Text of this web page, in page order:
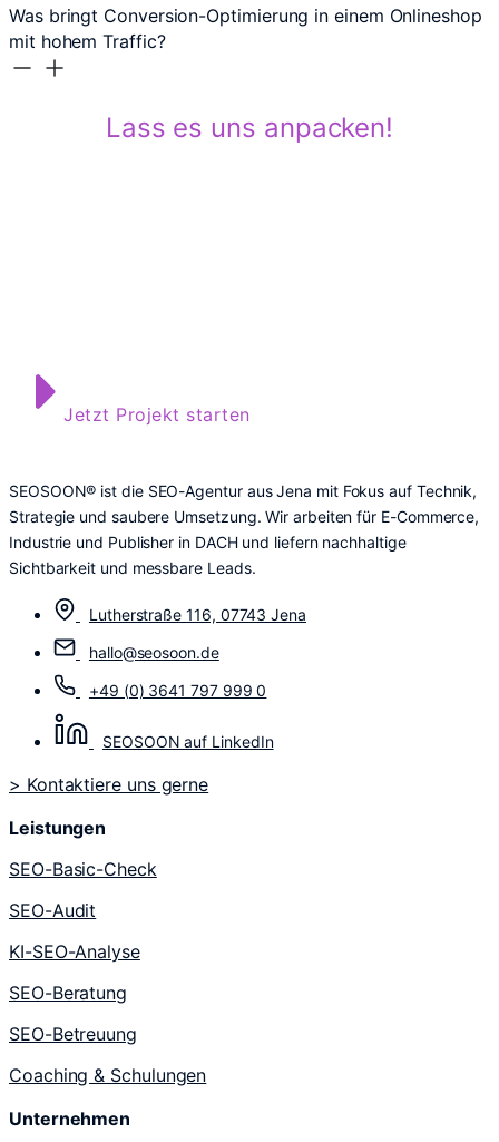
Was bringt Conversion-Optimierung in einem Onlineshop
mit hohem Traffic?
Lass es uns anpacken!
Jetzt Projekt starten
SEOSOON® ist die SEO-Agentur aus Jena mit Fokus auf Technik,
Strategie und saubere Umsetzung. Wir arbeiten für E-Commerce,
Industrie und Publisher in DACH und liefern nachhaltige
Sichtbarkeit und messbare Leads.
Lutherstraße 116, 07743 Jena
hallo@seosoon.de
+49 (0) 3641 797 999 0
SEOSOON auf LinkedIn
> Kontaktiere uns gerne
Leistungen
SEO-Basic-Check
SEO-Audit
KI-SEO-Analyse
SEO-Beratung
SEO-Betreuung
Coaching & Schulungen
Unternehmen